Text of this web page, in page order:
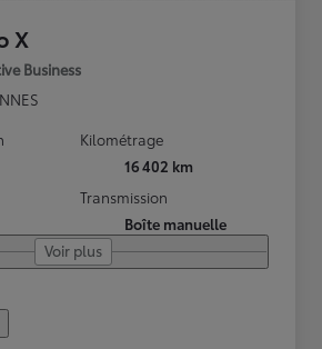
X
Business
Kilométrage
16 402 km
Transmission
Boîte manuelle
Voir plus